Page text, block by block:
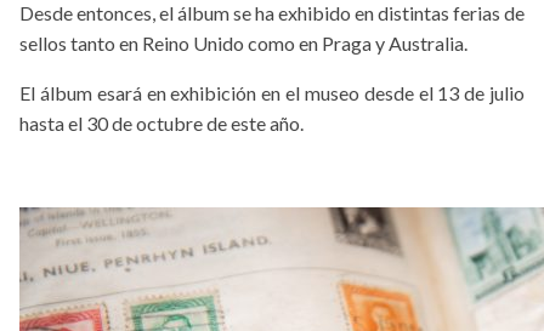
Desde entonces, el álbum se ha exhibido en distintas ferias de
sellos tanto en Reino Unido como en Praga y Australia.
El álbum esará en exhibición en el museo desde el 13 de julio
hasta el 30 de octubre de este año.